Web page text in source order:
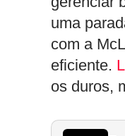
uma
com a
eficiente.
os duros,